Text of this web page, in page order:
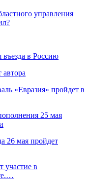
управления
в Россию
«Евразия» пройдет в
25 мая
26 мая пройдет
участие в